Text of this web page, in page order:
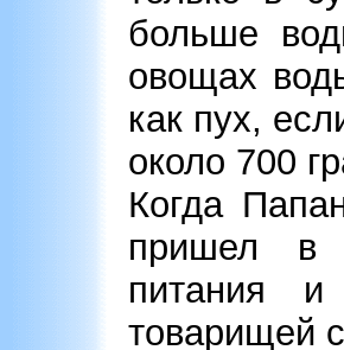
больше
овощах
как пух,
около 700
Когда
пришел в
питания
товарищей